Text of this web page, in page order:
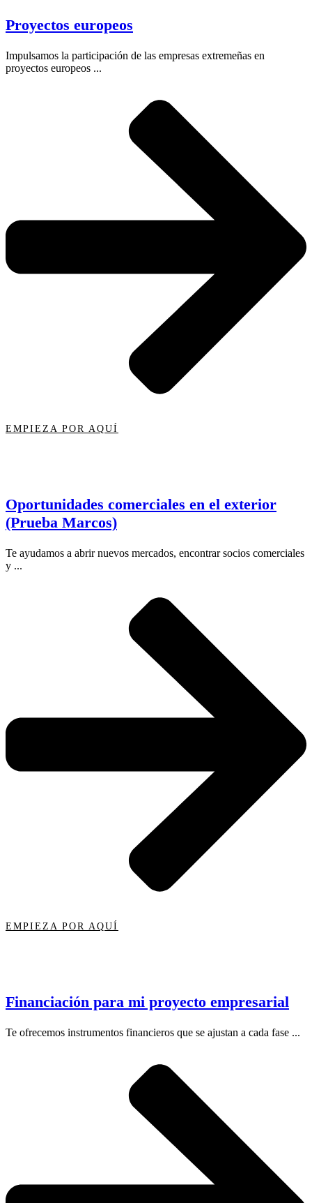
Proyectos europeos
Impulsamos la participación de las empresas extremeñas en
proyectos europeos ...
EMPIEZA POR AQUÍ
Oportunidades comerciales en el exterior
(Prueba Marcos)
Te ayudamos a abrir nuevos mercados, encontrar socios comerciales
y ...
EMPIEZA POR AQUÍ
Financiación para mi proyecto empresarial
Te ofrecemos instrumentos financieros que se ajustan a cada fase ...